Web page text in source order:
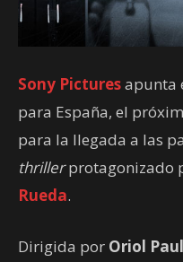
Sony Picturesapunta
para España, el
para la llegada a las
thrillerprotagonizado
Rueda.
Dirigida por Oriol